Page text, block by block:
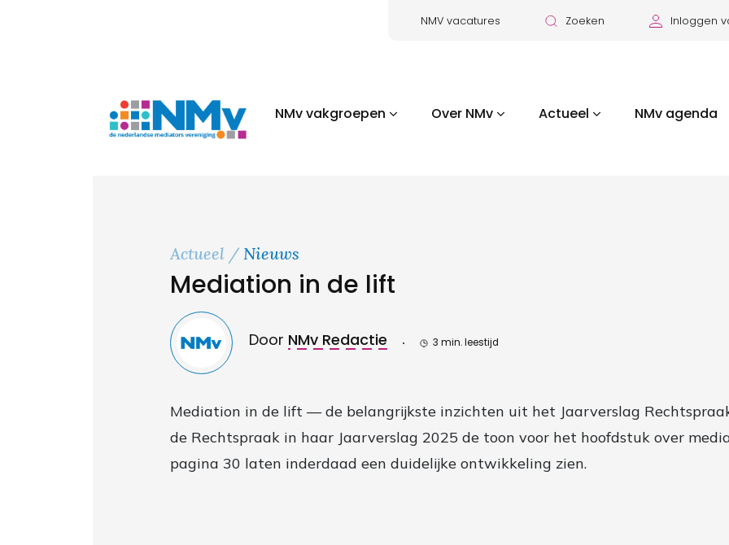
NMV vacatures Zoeken Inloggen
NMv vakgroepen Over NMv Actueel NMv agenda
Actueel Nieuws
Mediation in de lift
Door NMv Redactie 3 min. leestijd
Mediation in de lift — de belangrijkste inzichten uit het Jaarverslag
de Rechtspraak in haar Jaarverslag 2025 de toon voor het hoofdstuk over
pagina 30 laten inderdaad een duidelijke ontwikkeling zien.